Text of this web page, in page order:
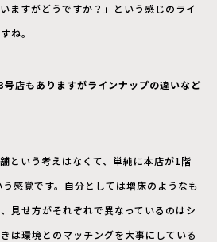
ますがどうですか？」という感じのライ
ね。
店もありますがラインナップの違いなど
という考えはなくて、単純に本店が1階
感覚です。自分としては増床のようなも
見せ方がそれぞれで異なっているのはシ
は環境とのマッチングを大事にしている